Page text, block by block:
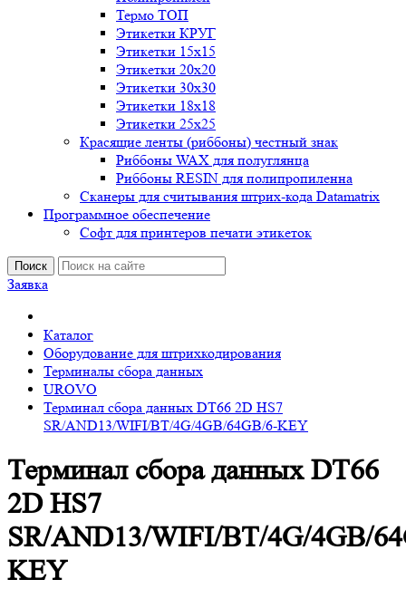
Термо ТОП
Этикетки КРУГ
Этикетки 15х15
Этикетки 20х20
Этикетки 30х30
Этикетки 18х18
Этикетки 25х25
Красящие ленты (риббоны) честный знак
Риббоны WAX для полуглянца
Риббоны RESIN для полипропиленна
Сканеры для считывания штрих-кода Datamatrix
Программное обеспечение
Софт для принтеров печати этикеток
Поиск
Заявка
Каталог
Оборудование для штрихкодирования
Терминалы сбора данных
UROVO
Терминал сбора данных DT66 2D HS7
SR/AND13/WIFI/BT/4G/4GB/64GB/6-KEY
Терминал сбора данных DT66
2D HS7
SR/AND13/WIFI/BT/4G/4GB/
KEY